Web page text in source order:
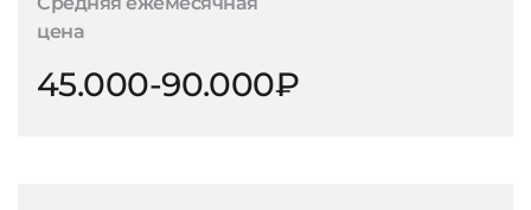
цена
45.000-90.000₽